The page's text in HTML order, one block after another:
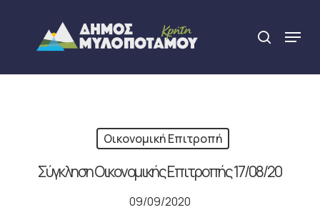
content
search
Menu
Οικονομική Επιτροπή
Σύγκληση Οικονομικής Επιτροπής 17/08/20
09/09/2020
Close